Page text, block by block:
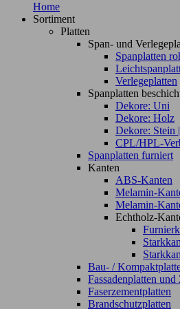
Home
Sortiment
Platten
Span- und
Spanplatten
Verlegeplatten
Spanplatten
Dekore: Uni
Dekore: Holz
Dekore: Stein
CPL/HPL-
Spanplatten furniert
Kanten
ABS-Kanten
Melamin-
Melamin-
Echtholz-
Bau- /
Fassadenplatten und
Faserzementplatten
Brandschutzplatten